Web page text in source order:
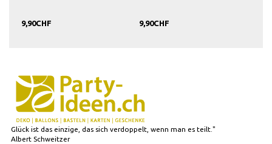
9,90CHF 9,90CHF
Glück ist das einzige, das sich verdoppelt, wenn man es teilt."
Albert Schweitzer